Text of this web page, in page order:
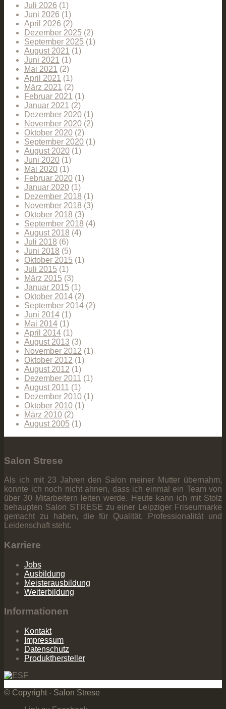
Juli 2026 (1)
Juni 2026 (1)
April 2026 (2)
Dezember 2025 (2)
September 2025 (1)
August 2021 (1)
Juni 2021 (1)
Mai 2021 (2)
April 2021 (1)
März 2021 (2)
Februar 2021 (1)
Januar 2021 (2)
Dezember 2020 (1)
November 2020 (2)
Oktober 2020 (2)
September 2020 (1)
August 2020 (1)
Juni 2020 (1)
Mai 2020 (1)
Februar 2020 (1)
Januar 2020 (1)
Dezember 2018 (1)
November 2018 (3)
Oktober 2018 (3)
September 2018 (4)
August 2018 (4)
Juli 2018 (6)
Juni 2018 (5)
Oktober 2015 (1)
Juli 2015 (1)
März 2015 (3)
Januar 2015 (1)
Oktober 2014 (2)
September 2014 (2)
Juni 2014 (1)
Mai 2014 (1)
April 2014 (1)
August 2013 (3)
November 2012 (1)
Oktober 2012 (1)
August 2012 (1)
Dezember 2011 (1)
August 2011 (1)
Dezember 2010 (1)
Oktober 2010 (1)
März 2010 (2)
August 2005 (1)
Salon Strese
Als ich mit 23 Jahren den Salon meiner Mutter übernahm,
konnte ich noch nicht ahnen, dass ich einmal ein Team von
über 30 Mitarbeitern leiten werde. Heute kann ich mit Stolz
behaupten Salon STRESE zu einer Leipziger Friseurmarke
gemacht zu haben, die für Qualität, Professionalität und
Leidenschaft steht.
Karriere
Jobs
Ausbildung
Meisterausbildung
Weiterbildung
Informationen
Kontakt
Impressum
Datenschutz
Produkthersteller
© Copyright - Salon Strese